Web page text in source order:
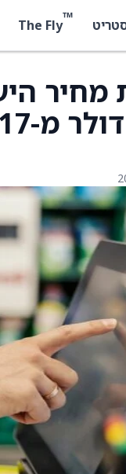
™
The Fly